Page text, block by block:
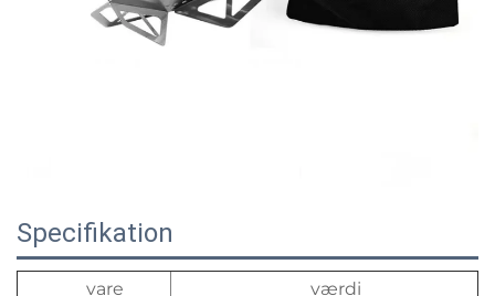
Specifikation
vare værdi